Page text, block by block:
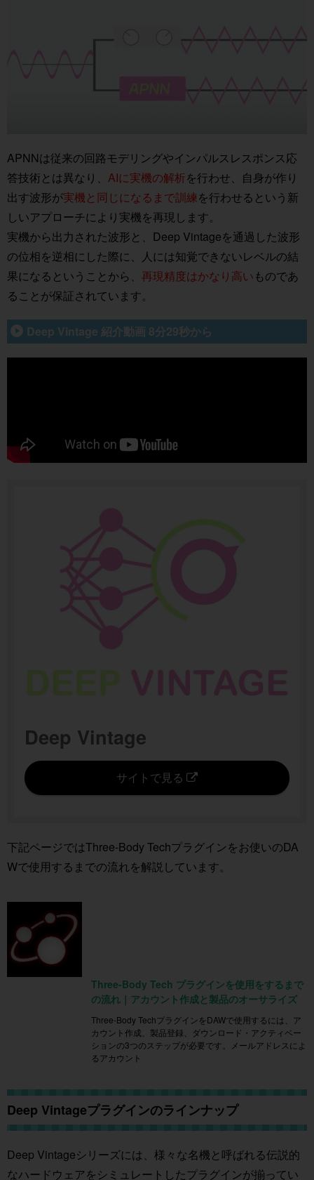
APNNは従来の回路モデリングやインパルスレスポンス応
答技術とは異なり、 AIに実機の解析を行わせ、自身が作り
出す波形が実機と同じになるまで訓練を行わせるという新
しいアプローチにより実機を再現します。
実機から出力された波形と、Deep Vintageを通過した波形
の位相を逆相にした際に、人には知覚できないレベルの結
果になるということから、 再現精度はかなり高いものであ
ることが保証されています。
Deep Vintage 紹介動画 8分29秒から
Deep Vintage
サイトで見る
下記ページではThree-Body Techプラグインをお使いのDA
Wで使用するまでの流れを解説しています。
Three-Body Tech プラグインを使用をするまで
の流れ｜アカウント作成と製品のオーサライズ
Three-Body TechプラグインをDAWで使用するには、ア
カウント作成、製品登録、ダウンロード・アクティベー
ションの3つのステップが必要です。メールアドレスによ
るアカウント
Deep Vintageプラグインのラインナップ
Deep Vintageシリーズには、様々な名機と呼ばれる伝説的
なハードウェアをシミュレートしたプラグインが揃ってい